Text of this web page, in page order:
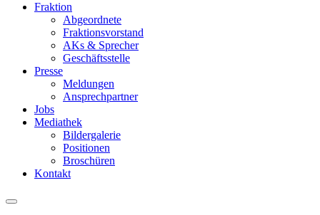
Fraktion
Abgeordnete
Fraktions­vorstand
AKs & Sprecher
Geschäftsstelle
Presse
Meldungen
Ansprechpartner
Jobs
Mediathek
Bildergalerie
Positionen
Broschüren
Kontakt